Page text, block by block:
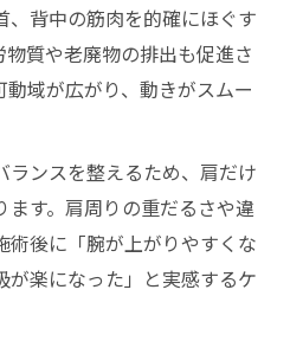
背中の筋肉を的確にほぐす
質や老廃物の排出も促進さ
域が広がり、動きがスムー
ランスを整えるため、肩だけ
す。肩周りの重だるさや違
後に「腕が上がりやすくな
が楽になった」と実感するケ